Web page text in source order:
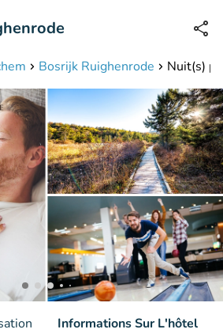
Disponible jusqu'à 23:00 heures
Bosrijk Ruighenrode Nuit(s)
Informations Sur L'hôtel